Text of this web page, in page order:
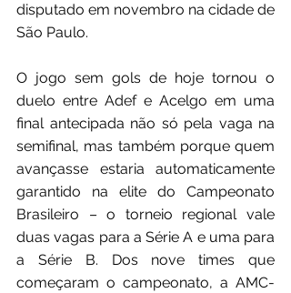
disputado em novembro na cidade de
São Paulo.
O jogo sem gols de hoje tornou o
duelo entre Adef e Acelgo em uma
final antecipada não só pela vaga na
semifinal, mas também porque quem
avançasse estaria automaticamente
garantido na elite do Campeonato
Brasileiro – o torneio regional vale
duas vagas para a Série A e uma para
a Série B. Dos nove times que
começaram o campeonato, a AMC-